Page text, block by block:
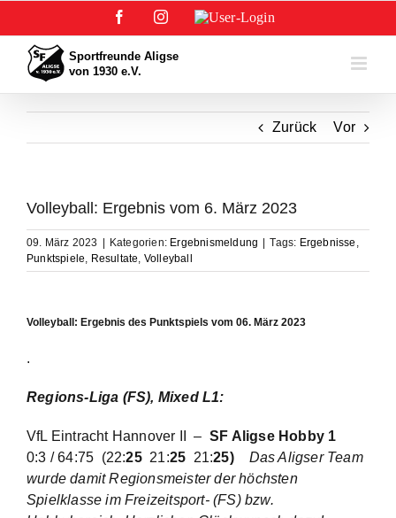
springen
FacebookInstagram
User-
Zurück Vor
Volleyball: Ergebnis vom 6. März 2023
09. März 2023 Kategorien: Ergebnismeldung Tags: Ergebnisse ,
Punktspiele, Resultate, Volleyball
Volleyball: Ergebnis des Punktspiels vom 06. März 2023
.
Regions-Liga (FS), Mixed L1:
VfL Eintracht Hannover II – SF Aligse Hobby 1
0:3 / 64:75 (22:2521:25 21:25)
Das Aligser Team
wurde damit Regionsmeister der höchsten
Spielklasse im Freizeitsport- (FS) bzw.